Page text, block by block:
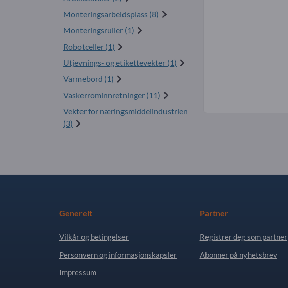
Monteringsarbeidsplass (8)
Monteringsruller (1)
Robotceller (1)
Utjevnings- og etikettevekter (1)
Varmebord (1)
Vaskerrominnretninger (11)
Vekter for næringsmiddelindustrien
(3)
Generelt
Vilkår og betingelser
Personvern og informasjonskapsler
Impressum
Partner
Registrer deg som partner
Abonner på nyhetsbrev